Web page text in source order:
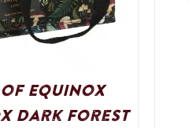
Equinox
Dark Forest